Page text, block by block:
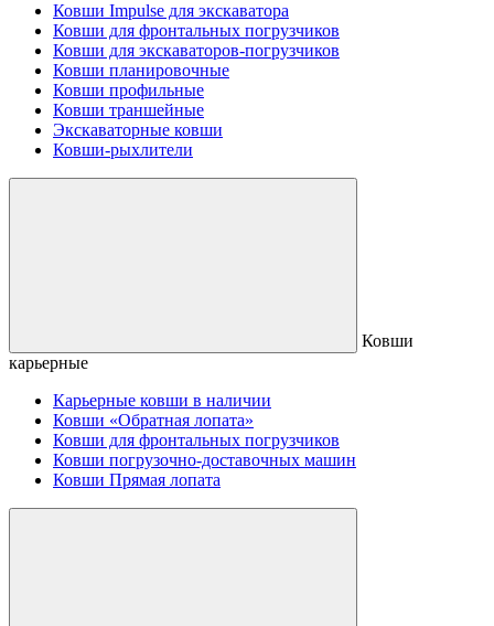
Ковши Impulse для экскаватора
Ковши для фронтальных погрузчиков
Ковши для экскаваторов-погрузчиков
Ковши планировочные
Ковши профильные
Ковши траншейные
Экскаваторные ковши
Ковши-рыхлители
Ковши
карьерные
Карьерные ковши в наличии
Ковши «Обратная лопата»
Ковши для фронтальных погрузчиков
Ковши погрузочно-доставочных машин
Ковши Прямая лопата